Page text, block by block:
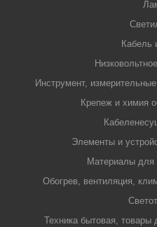
Кабель
Инструмент,
Крепеж и химия
Элементы и
Материалы для
Обогрев, вентиляция,
Техника бытовая,